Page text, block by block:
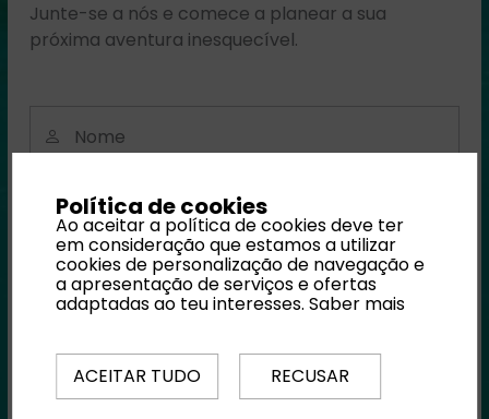
Junte-se a nós e comece a planear a sua
próxima aventura inesquecível.
Nome
E-mail
Telefone
Password
Política de cookies
Ao aceitar a política de cookies deve ter
em consideração que estamos a utilizar
cookies de personalização de navegação e
a apresentação de serviços e ofertas
adaptadas ao teu interesses.Saber mais
ACEITAR TUDO RECUSAR